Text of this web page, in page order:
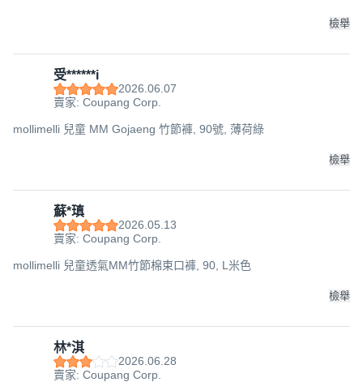
檢舉
受******i
2026.06.07
賣家: Coupang Corp.
mollimelli 兒童 MM Gojaeng 竹節褲, 90號, 薄荷綠
檢舉
蘇*瑱
2026.05.13
賣家: Coupang Corp.
mollimelli 兒童透氣MM竹節棉束口褲, 90, L米色
檢舉
林*淇
2026.06.28
賣家: Coupang Corp.